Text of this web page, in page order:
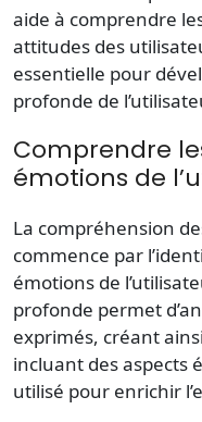
aide à comprendre
attitudes des
essentielle pour
profonde de
Comprendre
émotions de
La compréhension
commence par
émotions de
profonde permet
exprimés, créant
incluant des aspects
utilisé pour enrichir